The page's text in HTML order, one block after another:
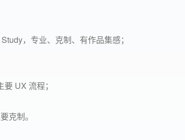
，专业、克制、有作品集感；
UX 流程；
克制。